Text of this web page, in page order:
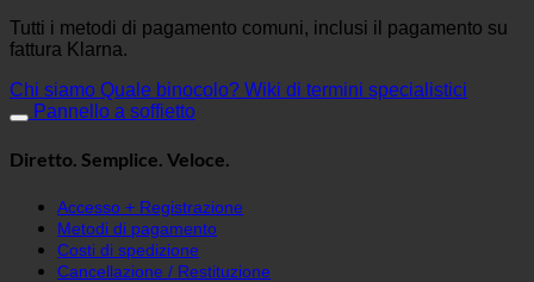
Tutti i metodi di pagamento comuni, inclusi il pagamento su
fattura Klarna.
Chi siamo Quale binocolo? Wiki di termini specialistici
Pannello a soffietto
Diretto. Semplice. Veloce.
Accesso + Registrazione
Metodi di pagamento
Costi di spedizione
Cancellazione / Restituzione